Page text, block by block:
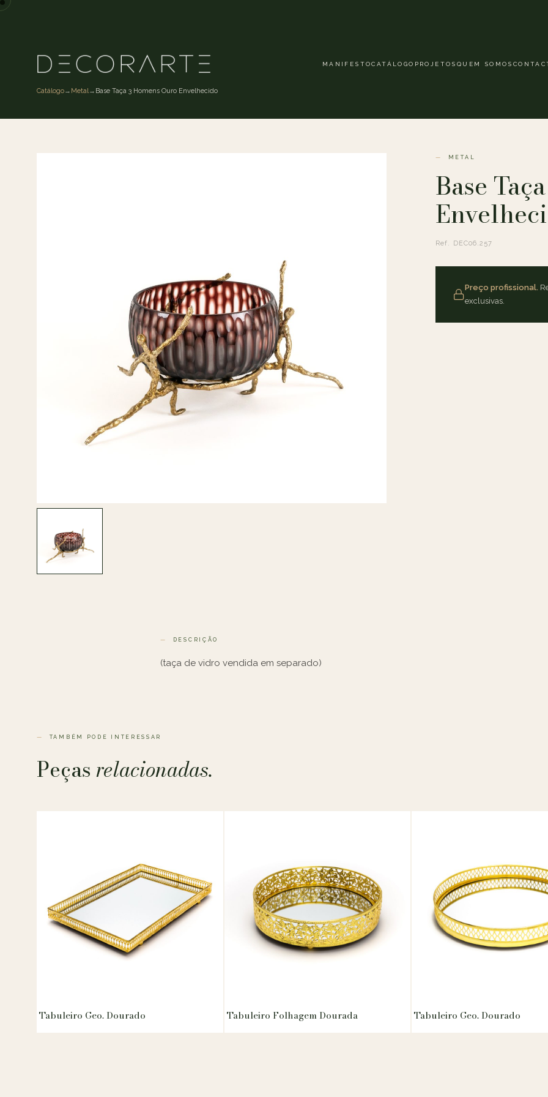
MANIFESTOCATÁLOGO PROJETOS QUEM SOMOS
Catálogo→ Metal→ Base Taça 3 Homens Ouro Envelhecido
METAL
Base
Ref. DEC06.257
Preço profissional.
exclusivas.
DESCRIÇÃO
(taça de vidro vendida em separado)
TAMBÉM PODE INTERESSAR
Peçasrelacionadas.
Tabuleiro Geo. Dourado Tabuleiro Folhagem Dourada Tabuleiro Geo. Dourado